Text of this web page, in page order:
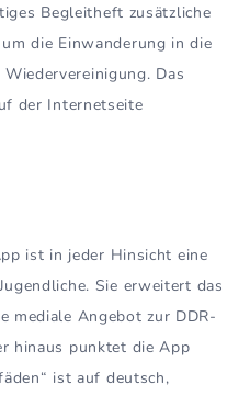
Begleitheft zusätzliche
die Einwanderung in die
Das
der Internetseite
ist in jeder Hinsicht eine
Sie erweitert das
mediale Angebot zur DDR-
hinaus punktet die App
ist auf deutsch,